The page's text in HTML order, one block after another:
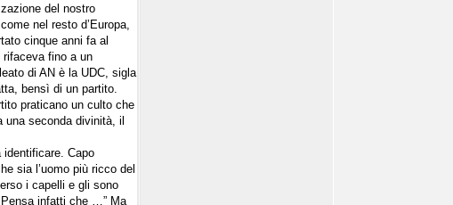
del nostro
nel resto d’Europa,
cinque anni fa al
fino a un
di AN è la UDC, sigla
bensì di un partito.
praticano un culto che
seconda divinità, il
identificare. Capo
sia l’uomo più ricco del
i capelli e gli sono
infatti che …” Ma